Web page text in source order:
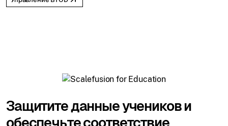
Защитите данные учеников и